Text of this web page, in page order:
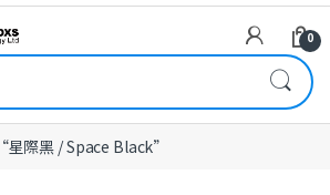
0
際黑 / Space Black”